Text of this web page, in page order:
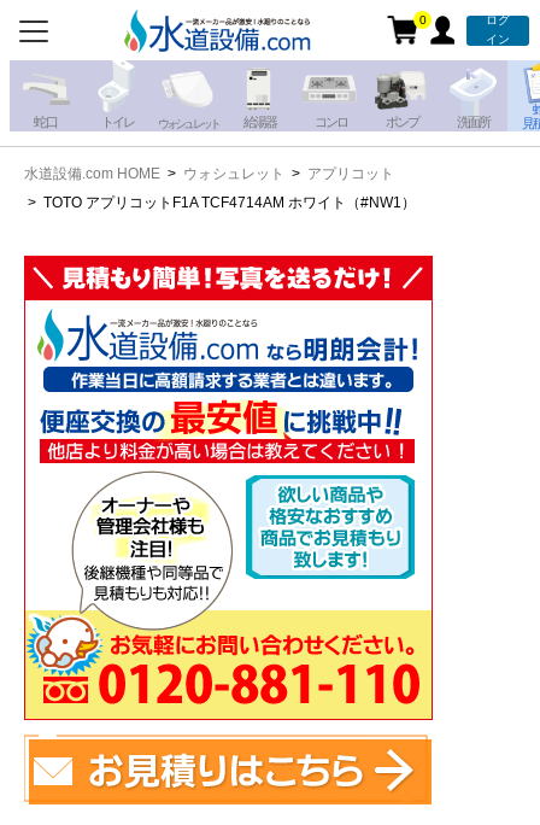
0
ログ
イン
蛇 口 トイレ ウォシュレット 給湯器 コンロ ポンプ 洗面所
見
お電話での注文・お見積も
承っております!!
携帯電話から
写真を送る
iPhone・iPadから
お問い合わせ
トイレ
ウォシュレッ
給湯器 コンロ
ポンプ 洗面台
蛇口（水栓）の交換はこちら
水道設備.com HOME ウォシュレット
アプリコット
TOTO アプリコットF1A TCF4714AM ホワイト（#NW1）